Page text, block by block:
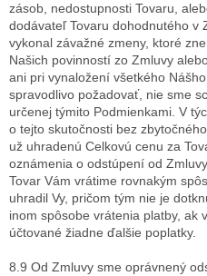
zásob, nedostupnosti Tovaru,
dodávateľ Tovaru dohodnutého v
vykonal závažné zmeny, ktoré
Našich povinností zo Zmluvy
ani pri vynaložení všetkého
spravodlivo požadovať, nie sme
určenej týmito Podmienkami. V
o tejto skutočnosti bez
už uhradenú Celkovú cenu za
oznámenia o odstúpení od
Tovar Vám vrátime rovnakým
uhradil Vy, pričom tým nie je
inom spôsobe vrátenia platby, ak
účtované žiadne ďalšie poplatky.
8.9 Od Zmluvy sme oprávnený